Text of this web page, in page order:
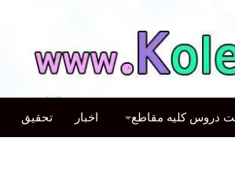
دروس کلیه مقاطع اخبار تحقیق